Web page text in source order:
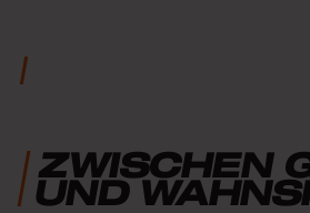
ZWISCHEN
UND